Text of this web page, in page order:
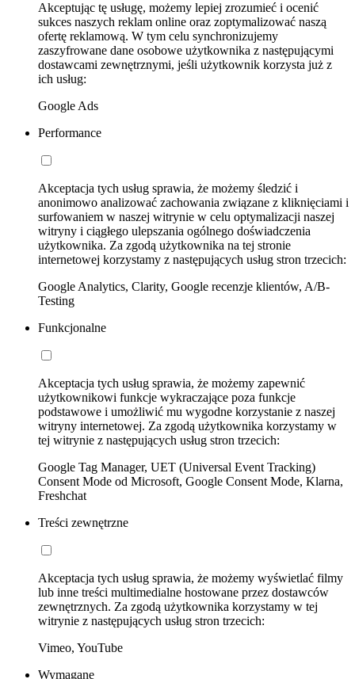
Akceptując tę usługę, możemy lepiej zrozumieć i ocenić
sukces naszych reklam online oraz zoptymalizować naszą
ofertę reklamową. W tym celu synchronizujemy
zaszyfrowane dane osobowe użytkownika z następującymi
dostawcami zewnętrznymi, jeśli użytkownik korzysta już z
ich usług:
Google Ads
Performance
Akceptacja tych usług sprawia, że możemy śledzić i
anonimowo analizować zachowania związane z kliknięciami i
surfowaniem w naszej witrynie w celu optymalizacji naszej
witryny i ciągłego ulepszania ogólnego doświadczenia
użytkownika. Za zgodą użytkownika na tej stronie
internetowej korzystamy z następujących usług stron trzecich:
Google Analytics, Clarity, Google recenzje klientów, A/B-
Testing
Funkcjonalne
Akceptacja tych usług sprawia, że możemy zapewnić
użytkownikowi funkcje wykraczające poza funkcje
podstawowe i umożliwić mu wygodne korzystanie z naszej
witryny internetowej. Za zgodą użytkownika korzystamy w
tej witrynie z następujących usług stron trzecich:
Google Tag Manager, UET (Universal Event Tracking)
Consent Mode od Microsoft, Google Consent Mode, Klarna,
Freshchat
Treści zewnętrzne
Akceptacja tych usług sprawia, że możemy wyświetlać filmy
lub inne treści multimedialne hostowane przez dostawców
zewnętrznych. Za zgodą użytkownika korzystamy w tej
witrynie z następujących usług stron trzecich:
Vimeo, YouTube
Wymagane